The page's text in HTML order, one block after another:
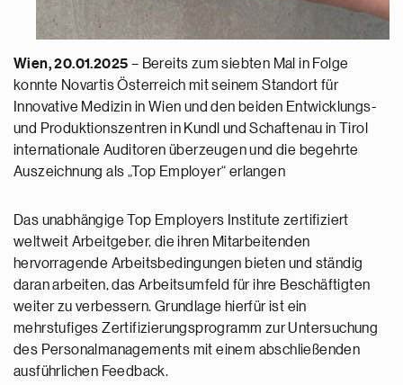
Wien, 20.01.2025 – Bereits zum siebten Mal in Folge
konnte Novartis Österreich mit seinem Standort für
Innovative Medizin in Wien und den beiden Entwicklungs-
und Produktionszentren in Kundl und Schaftenau in Tirol
internationale Auditoren überzeugen und die begehrte
Auszeichnung als „Top Employer“ erlangen
Das unabhängige Top Employers Institute zertifiziert
weltweit Arbeitgeber, die ihren Mitarbeitenden
hervorragende Arbeitsbedingungen bieten und ständig
daran arbeiten, das Arbeitsumfeld für ihre Beschäftigten
weiter zu verbessern. Grundlage hierfür ist ein
mehrstufiges Zertifizierungsprogramm zur Untersuchung
des Personalmanagements mit einem abschließenden
ausführlichen Feedback.